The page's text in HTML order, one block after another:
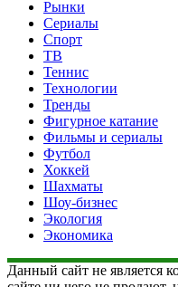
Рынки
Сериалы
Спорт
ТВ
Теннис
Технологии
Тренды
Фигурное катание
Фильмы и сериалы
Футбол
Хоккей
Шахматы
Шоу-бизнес
Экология
Экономика
Данный сайт не является